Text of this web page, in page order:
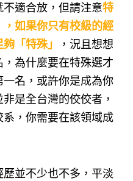
適合放，但請注意特
如果你只有校級的經
「特殊」
，況且想想
為什麼要在特殊選才
名，或許你是成為你
是全台灣的佼佼者，
，你需要在該領域成
並不少也不多，平淡